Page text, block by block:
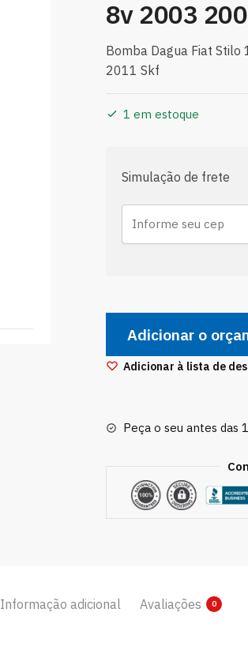
8v 2003
Bomba Dagua Fiat
2011 Skf
1 em estoque
Simulação de frete
Stilo
2003
Adicionar o
Adicionar à lista de
Peça o seu antes das
Informação adicional Avaliações 0